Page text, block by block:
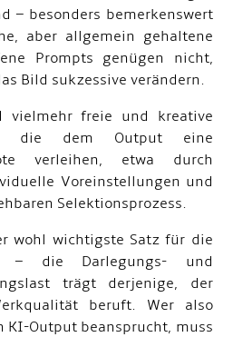
– besonders bemerkenswert
aber allgemein gehaltene
Prompts genügen nicht,
Bild sukzessive verändern.
vielmehr freie und kreative
die dem Output eine
verleihen, etwa durch
Voreinstellungen und
Selektionsprozess.
wohl wichtigste Satz für die
– die Darlegungs- und
trägt derjenige, der
beruft. Wer also
KI-Output beansprucht, muss